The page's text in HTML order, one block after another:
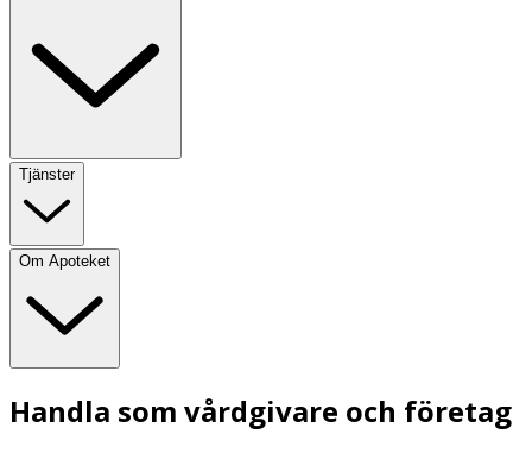
Tjänster
Om Apoteket
Handla som vårdgivare och företag